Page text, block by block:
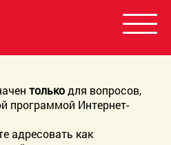
толькодля вопросов,
программой Интернет-
адресовать как